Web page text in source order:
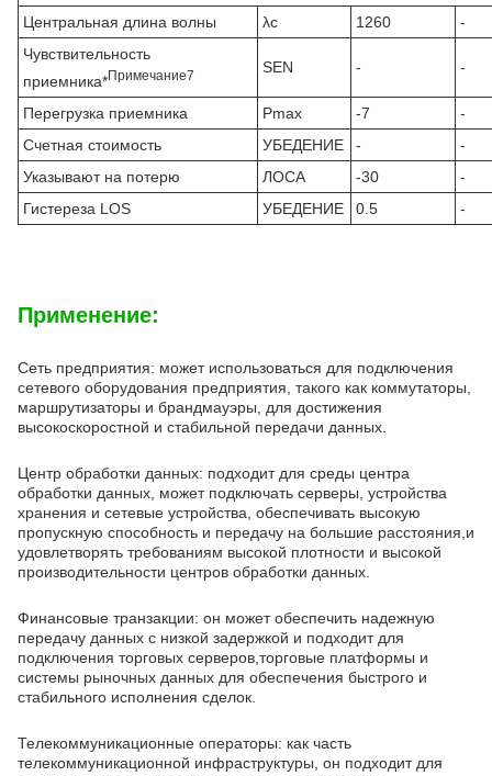
Центральная длина волны
λc 1260
-
Чувствительность
приемника*Примечание7 SEN - -
Перегрузка приемника Pmax -7
-
Счетная стоимость
УБЕДЕНИЕ -
-
Указывают на потерю
ЛОСА -30
-
Гистереза LOS
УБЕДЕНИЕ 0.5 -
Применение:
Сеть предприятия: может использоваться для подключения
сетевого оборудования предприятия, такого как коммутаторы,
маршрутизаторы и брандмауэры, для достижения
высокоскоростной и стабильной передачи данных.
Центр обработки данных: подходит для среды центра
обработки данных, может подключать серверы, устройства
хранения и сетевые устройства, обеспечивать высокую
пропускную способность и передачу на большие расстояния,и
удовлетворять требованиям высокой плотности и высокой
производительности центров обработки данных.
Финансовые транзакции: он может обеспечить надежную
передачу данных с низкой задержкой и подходит для
подключения торговых серверов,торговые платформы и
системы рыночных данных для обеспечения быстрого и
стабильного исполнения сделок.
Телекоммуникационные операторы: как часть
телекоммуникационной инфраструктуры, он подходит для